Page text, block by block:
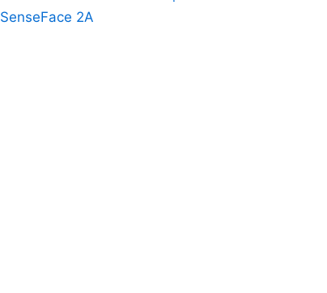
SenseFace 2A